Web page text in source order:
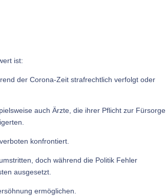
ist:
der Corona-Zeit strafrechtlich verfolgt oder
auch Ärzte, die ihrer Pflicht zur Fürsorge
konfrontiert.
doch während die Politik Fehler
ausgesetzt.
ermöglichen.